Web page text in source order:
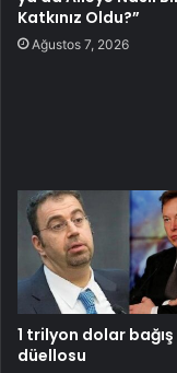
Katkınız Oldu?”
Ağustos 7, 2026
1 trilyon dolar bağış
düellosu